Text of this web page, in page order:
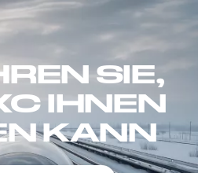
SIE,
IHNEN
KANN